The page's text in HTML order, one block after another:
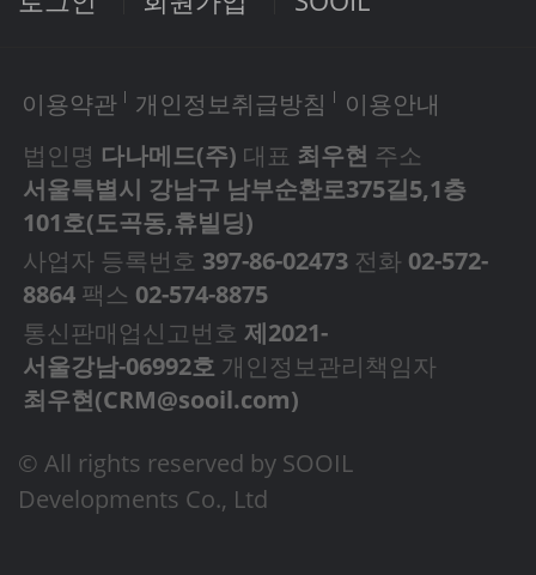
이용약관 개인정보취급방침
이용안내
법인명 다나메드(주) 대표 최우현 주소
서울특별시 강남구 남부순환로375길5,1층
101호(도곡동,휴빌딩)
사업자 등록번호 397-86-02473 전화 02-572-
8864 팩스 02-574-8875
통신판매업신고번호제2021-
서울강남-06992호 개인정보관리책임자
최우현(CRM@sooil.com)
© All rights reserved by SOOIL
Developments Co., Ltd